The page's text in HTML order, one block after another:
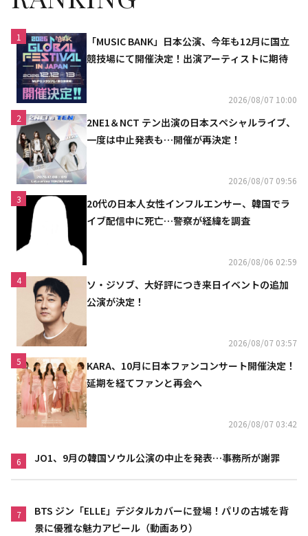
1
「MUSIC BANK」日本公演、今年も12月に国立
競技場にて開催決定！出演アーティストに期待
2026/08/07 10:00
2
2NE1＆NCT テン出演の日本スペシャルライブ、
一度は中止発表も…開催が再決定！
2026/08/07 09:56
3
20代の日本人女性インフルエンサー、韓国でラ
イブ配信中に死亡…警察が経緯を調査
2026/08/06 02:59
4
ソ・ジソブ、大好評につき来日イベントの追加
公演が決定！
2026/08/07 03:57
5
KARA、10月に日本ファンコンサート開催決定！
延期を経てファンと再会へ
2026/08/07 03:42
6 JO1、9月の韓国ソウル公演の中止を発表…事務所が謝罪
7
BTS ジン「ELLE」デジタルカバーに登場！パリの古城を背
景に優雅な魅力アピール（動画あり）